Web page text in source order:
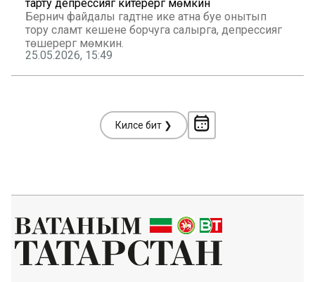
тарту депрессиягә китерергә мөмкин
Берничә файдалы гадәтне ике атна буе онытып
тору сәламәт кешене борчуга салырга, депрессиягә
төшерергә мөмкин.
25.05.2026, 15:49
Киләсе бит ❯